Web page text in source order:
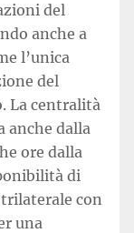
del
anche a
l’unica
del
La centralità
anche dalla
ore dalla
di
trilaterale con
una